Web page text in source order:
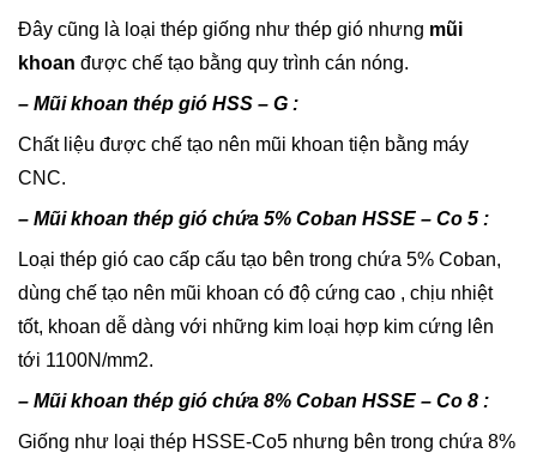
Đây cũng là loại thép giống như thép gió nhưng mũi
khoan được chế tạo bằng quy trình cán nóng.
– Mũi khoan thép gió HSS – G :
Chất liệu được chế tạo nên mũi khoan tiện bằng máy
CNC.
– Mũi khoan thép gió chứa 5% Coban HSSE – Co 5 :
Loại thép gió cao cấp cấu tạo bên trong chứa 5% Coban,
dùng chế tạo nên mũi khoan có độ cứng cao , chịu nhiệt
tốt, khoan dễ dàng với những kim loại hợp kim cứng lên
tới 1100N/mm2.
– Mũi khoan thép gió chứa 8% Coban HSSE – Co 8 :
Giống như loại thép HSSE-Co5 nhưng bên trong chứa 8%